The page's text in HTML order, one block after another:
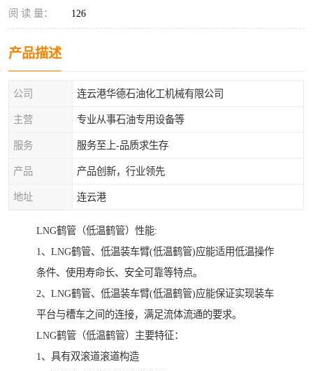
阅 读 量： 126
产品描述
公司 连云港华德石油化工机械有限公司
主营 专业从事石油专用设备等
服务 服务至上-品质求生存
产品 产品创新，行业领先
地址 连云港
LNG鹤管（低温鹤管）性能:
1、LNG鹤管、低温装车臂(低温鹤管)应能适用低温操作
条件、使用寿命长、安全可靠等特点。
2、LNG鹤管、低温装车臂(低温鹤管)应能保证实现装车
平台与槽车之间的连接，满足流体流通的要求。
LNG鹤管（低温鹤管）主要特征：
1、具有双滚道滚道构造